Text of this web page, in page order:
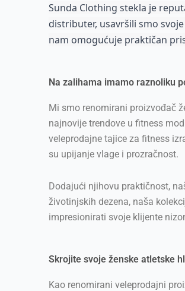
Sunda Clothing stekla je
distributer, usavršili smo
nam omogućuje praktičan
Na zalihama imamo raznoliku
Mi smo renomirani proizvođač
najnovije trendove u fitness
veleprodajne tajice za fitness
su upijanje vlage i prozračnost.
Dodajući njihovu praktičnost,
životinjskih dezena, naša
impresionirati svoje klijente
Skrojite svoje ženske atletske
Kao renomirani veleprodajni